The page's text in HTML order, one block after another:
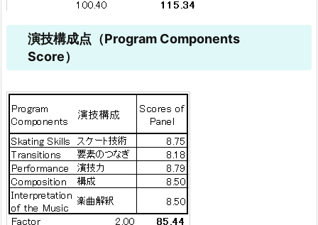
演技構成点（Program Components
Score）